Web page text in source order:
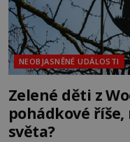
NEOBJASNĚNÉ UDÁLOSTI
Zelené děti z
pohádkové
světa?